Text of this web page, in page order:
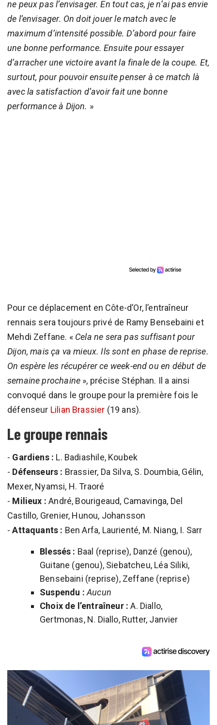
ne peux pas l’envisager. En tout cas, je n’ai pas envie
de l’envisager. On doit jouer le match avec le
maximum d’intensité possible. D’abord pour faire
une bonne performance. Ensuite pour essayer
d’arracher une victoire avant la finale de la coupe. Et,
surtout, pour pouvoir ensuite penser à ce match là
avec la satisfaction d’avoir fait une bonne
performance à Dijon. »
Pour ce déplacement en Côte-d’Or, l’entraîneur
rennais sera toujours privé de Ramy Bensebaini et
Mehdi Zeffane. « Cela ne sera pas suffisant pour
Dijon, mais ça va mieux. Ils sont en phase de reprise.
On espère les récupérer ce week-end ou en début de
semaine prochaine », précise Stéphan. Il a ainsi
convoqué dans le groupe pour la première fois le
défenseur Lilian Brassier (19 ans).
Le groupe rennais
- Gardiens : L. Badiashile, Koubek
- Défenseurs : Brassier, Da Silva, S. Doumbia, Gélin,
Mexer, Nyamsi, H. Traoré
- Milieux : André, Bourigeaud, Camavinga, Del
Castillo, Grenier, Hunou, Johansson
-Attaquants : Ben Arfa, Laurienté, M. Niang, I. Sarr
Blessés : Baal (reprise), Danzé (genou),
Guitane (genou), Siebatcheu, Léa Siliki,
Bensebaini (reprise), Zeffane (reprise)
Suspendu : Aucun
Choix de l’entraîneur : A. Diallo,
Gertmonas, N. Diallo, Rutter, Janvier